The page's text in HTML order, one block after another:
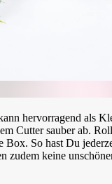
hervorragend als
Cutter sauber ab.
Box. So hast Du
zudem keine